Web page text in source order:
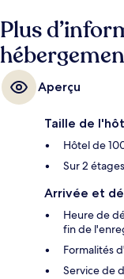
Plus
Aperçu
Taille de
Hôtel de
Sur 2 étages
Arrivée et
Heure de
fin de
Formalités
Service de